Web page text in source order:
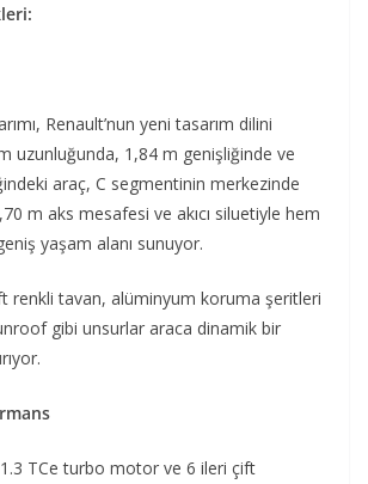
Renault’nun yeni tasarım dilini
uzunluğunda, 1,84 m genişliğinde ve
araç, C segmentinin merkezinde
m aks mesafesi ve akıcı siluetiyle hem
yaşam alanı sunuyor.
renkli tavan, alüminyum koruma şeritleri
gibi unsurlar araca dinamik bir
TCe turbo motor ve 6 ileri çift